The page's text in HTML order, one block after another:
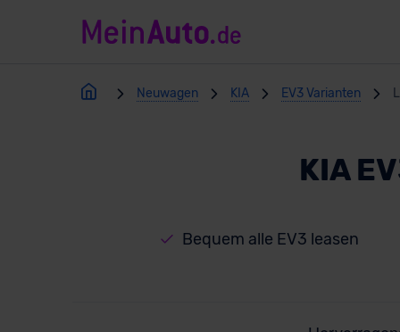
Neuwagen KIA EV3 Varianten
KIA
Bequem alle EV3 leasen